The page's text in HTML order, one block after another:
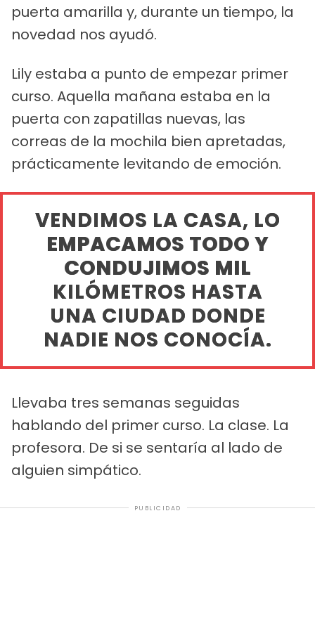
puerta amarilla y, durante un tiempo, la
novedad nos ayudó.
Lily estaba a punto de empezar primer
curso. Aquella mañana estaba en la
puerta con zapatillas nuevas, las
correas de la mochila bien apretadas,
prácticamente levitando de emoción.
VENDIMOS LA CASA, LO
EMPACAMOS TODO Y
CONDUJIMOS MIL
KILÓMETROS HASTA
UNA CIUDAD DONDE
NADIE NOS CONOCÍA.
Llevaba tres semanas seguidas
hablando del primer curso. La clase. La
profesora. De si se sentaría al lado de
alguien simpático.
PUBLICIDAD